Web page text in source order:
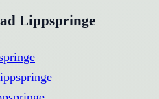
Lippspringe